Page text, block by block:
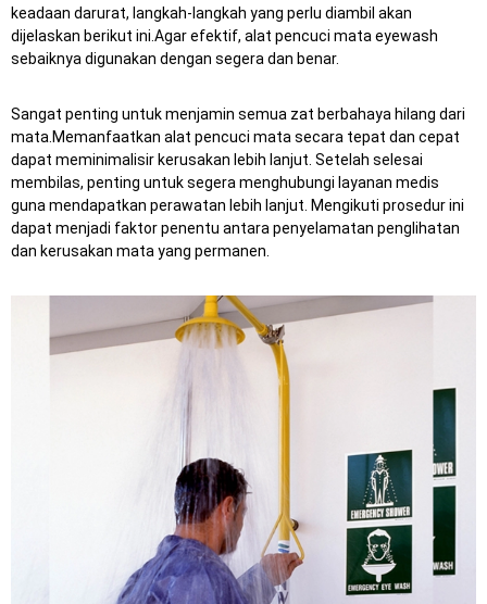
keadaan darurat, langkah-langkah yang perlu diambil akan
dijelaskan berikut ini.Agar efektif, alat pencuci mata eyewash
sebaiknya digunakan dengan segera dan benar.
Sangat penting untuk menjamin semua zat berbahaya hilang dari
mata. Memanfaatkan alat pencuci mata secara tepat dan cepat
dapat meminimalisir kerusakan lebih lanjut. Setelah selesai
membilas, penting untuk segera menghubungi layanan medis
guna mendapatkan perawatan lebih lanjut. Mengikuti prosedur ini
dapat menjadi faktor penentu antara penyelamatan penglihatan
dan kerusakan mata yang permanen.